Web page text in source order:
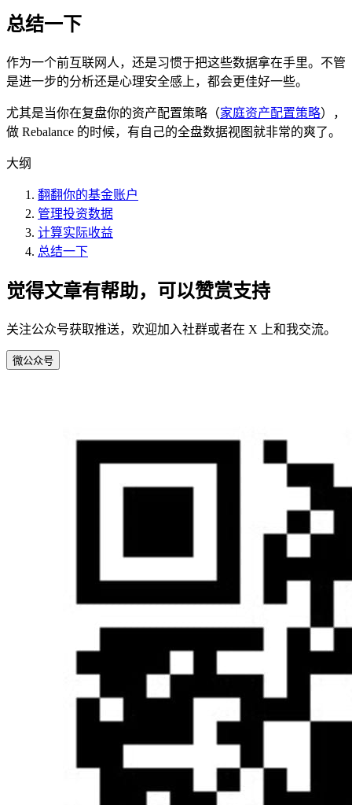
总结一下
作为一个前互联网人，还是习惯于把这些数据拿在手里。不管
是进一步的分析还是心理安全感上，都会更佳好一些。
尤其是当你在复盘你的资产配置策略（家庭资产配置策略），
做 Rebalance 的时候，有自己的全盘数据视图就非常的爽了。
大纲
翻翻你的基金账户
管理投资数据
计算实际收益
总结一下
觉得文章有帮助，可以赞赏支持
关注公众号获取推送，欢迎加入社群或者在 X 上和我交流。
微公众号